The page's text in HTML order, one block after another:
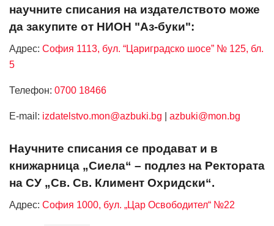
научните списания на издателството може
да закупите от НИОН "Аз-буки":
Адрес: София 1113, бул. “Цариградско шосе” № 125, бл.
5
Телефон: 0700 18466
Е-mail: izdatelstvo.mon@azbuki.bg azbuki@mon.bg
Научните списания се продават и в
книжарница „Сиела“ – подлез на Ректората
на СУ „Св. Св. Климент Охридски“.
Адрес: София 1000, бул. „Цар Освободител“ №22